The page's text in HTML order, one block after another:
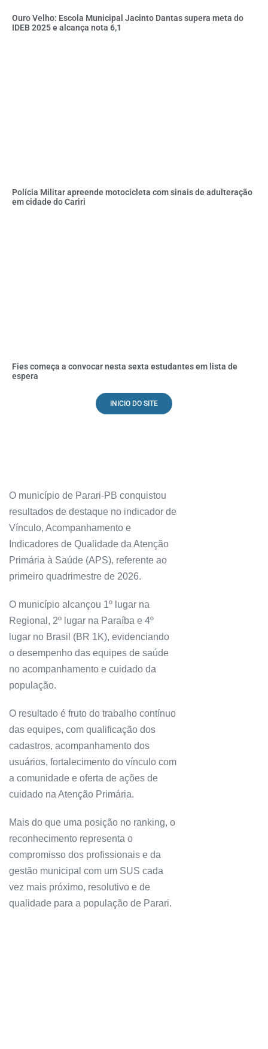
Ouro Velho: Escola Municipal Jacinto Dantas supera meta do
IDEB 2025 e alcança nota 6,1
Polícia Militar apreende motocicleta com sinais de adulteração
em cidade do Cariri
Fies começa a convocar nesta sexta estudantes em lista de
espera
INICIO DO SITE
O município de Parari-PB conquistou
resultados de destaque no indicador de
Vínculo, Acompanhamento e
Indicadores de Qualidade da Atenção
Primária à Saúde (APS), referente ao
primeiro quadrimestre de 2026.
O município alcançou 1º lugar na
Regional, 2º lugar na Paraíba e 4º
lugar no Brasil (BR 1K), evidenciando
o desempenho das equipes de saúde
no acompanhamento e cuidado da
população.
O resultado é fruto do trabalho contínuo
das equipes, com qualificação dos
cadastros, acompanhamento dos
usuários, fortalecimento do vínculo com
a comunidade e oferta de ações de
cuidado na Atenção Primária.
Mais do que uma posição no ranking, o
reconhecimento representa o
compromisso dos profissionais e da
gestão municipal com um SUS cada
vez mais próximo, resolutivo e de
qualidade para a população de Parari.